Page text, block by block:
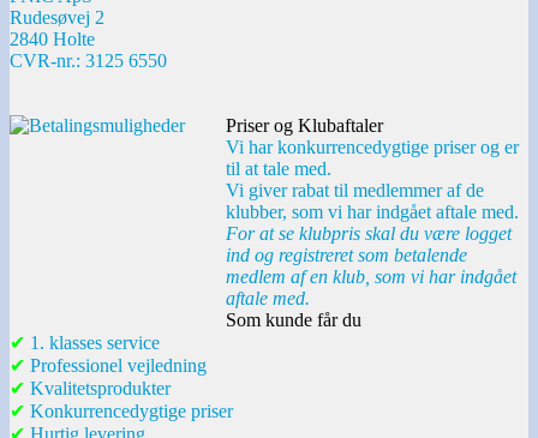
Rudesøvej 2
2840 Holte
CVR-nr.: 3125 6550
Priser og Klubaftaler
Vi har konkurrencedygtige priser og er
til at tale med.
Vi giver rabat til medlemmer af de
klubber, som vi har indgået aftale med.
For at se klubpris skal du være logget
ind og registreret som betalende
medlem af en klub, som vi har indgået
aftale med.
Som kunde får du
✔ 1. klasses service
✔ Professionel vejledning
✔ Kvalitetsprodukter
✔ Konkurrencedygtige priser
✔ Hurtig levering